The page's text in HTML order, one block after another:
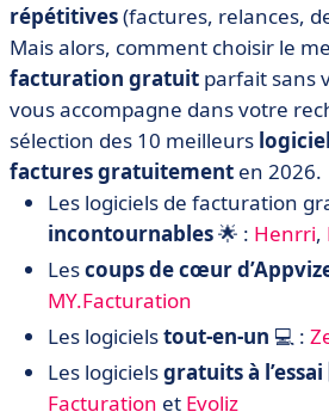
• MonAE
• Sinao
• Abby
• MY.Facturation
• Zervant
• Tiime
• Axonaut
• Sellsy facturation
• Evoliz
• Nos critères de sélection pour
• Comment choisir votre logiciel
répétitives(factures, relances,
Mais alors, comment choisir le
facturation gratuit parfait sans
vous accompagne dans votre
sélection des 10 meilleurs
factures gratuitement en 2026.
Les logiciels de facturation
incontournables🌟 : Henrri,
Lescoups de cœur
MY.Facturation
Les logicielstout-en-un 💻 :
Les logicielsgratuits à l’essai
Facturation et Evoliz